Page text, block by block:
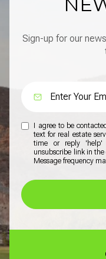
Sign-up for our
I agree to be
text for real estate
time or reply 'help'
unsubscribe link in
Message frequency